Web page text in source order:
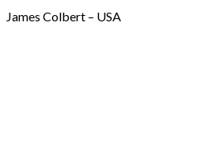
James Colbert – USA